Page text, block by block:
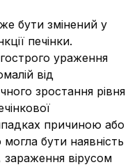
бути змінений у
печінки.
ураження
від
зростання рівня
причиною або
бути наявність
зараження вірусом